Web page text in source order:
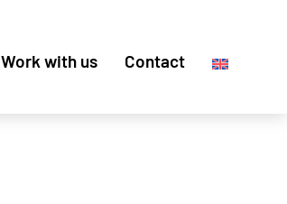
Work with us Contact